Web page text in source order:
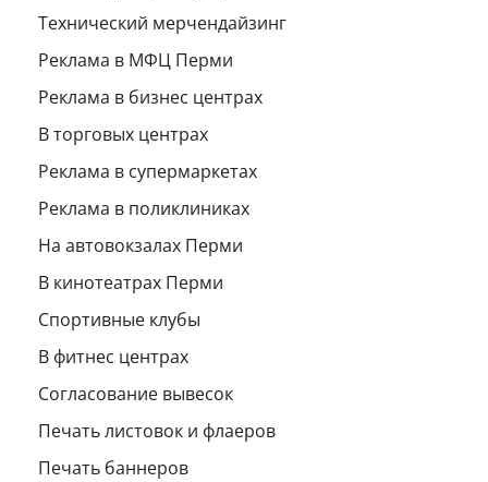
Технический мерчендайзинг
Реклама в МФЦ Перми
Реклама в бизнес центрах
В торговых центрах
Реклама в супермаркетах
Реклама в поликлиниках
На автовокзалах Перми
В кинотеатрах Перми
Спортивные клубы
В фитнес центрах
Согласование вывесок
Печать листовок и флаеров
Печать баннеров